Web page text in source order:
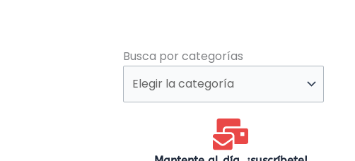
Busca por categorías
Busca
categorías